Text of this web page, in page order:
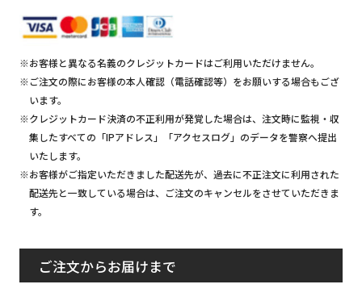
※お客様と異なる名義のクレジットカードはご利用いただけません。
※ご注文の際にお客様の本人確認（電話確認等）をお願いする場合もござ
います。
※クレジットカード決済の不正利用が発覚した場合は、注文時に監視・収
集したすべての「IPアドレス」「アクセスログ」のデータを警察へ提出
いたします。
※お客様がご指定いただきました配送先が、過去に不正注文に利用された
配送先と一致している場合は、ご注文のキャンセルをさせていただきま
す。
ご注文からお届けまで